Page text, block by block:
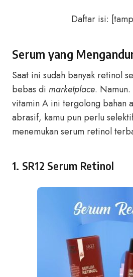
Daftar isi: [
Serum yang
Saat ini sudah banyak retinol
bebas di marketplace.
vitamin A ini tergolong bahan
abrasif, kamu pun perlu
menemukan serum retinol
1. SR12 Serum Retinol